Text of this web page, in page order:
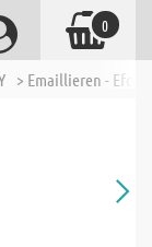
> Emaillieren -
0